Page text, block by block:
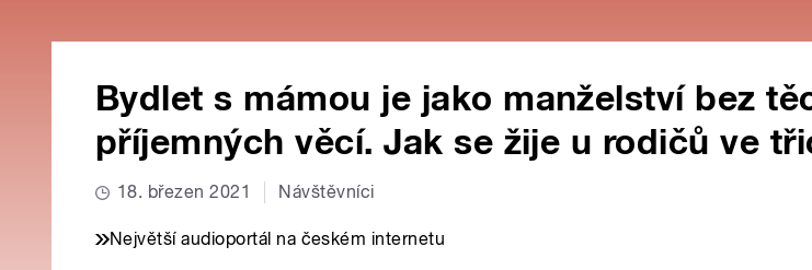
Bydlet s mámou je jako manželství bez
příjemných věcí. Jak se žije u rodičů ve
18. březen 2021 Návštěvníci
Největší audioportál na českém internetu